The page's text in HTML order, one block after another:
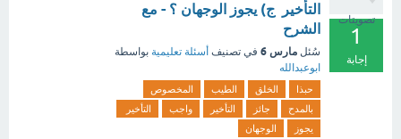
تصويتات
1
إجابة
التأخير ج) يجوز الوجهان ؟ - مع
الشرح
سُئل مارس 6 في تصنيف أسئلة تعليمية بواسطة
ابوعبدالله
حبذا الخلق الطيب
المخصوص
بالمدح
جائز التأخير واجب
التأخير
يجوز
الوجهان